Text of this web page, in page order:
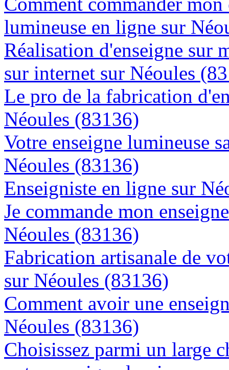
lumineuse en ligne sur
Réalisation d'enseigne sur
sur internet sur Néoules
Le pro de la fabrication
Néoules (83136)
Votre enseigne lumineuse
Néoules (83136)
Enseigniste en ligne sur
Je commande mon
Néoules (83136)
Fabrication artisanale de
sur Néoules (83136)
Comment avoir une
Néoules (83136)
Choisissez parmi un large